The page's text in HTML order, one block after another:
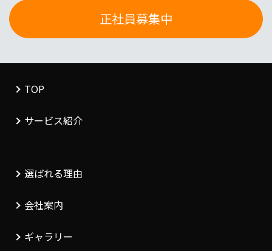
正社員募集中
TOP
サービス紹介
選ばれる理由
会社案内
ギャラリー